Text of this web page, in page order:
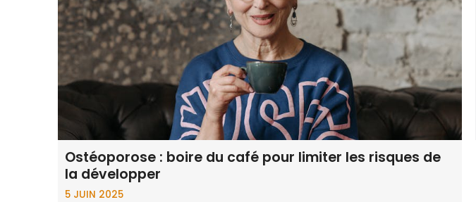
Ostéoporose : boire du café pour limiter les risques de
la développer
5 JUIN 2025